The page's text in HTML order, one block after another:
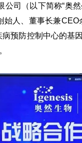
司（以下简称“奥
人、董事长兼
预防控制中心的基